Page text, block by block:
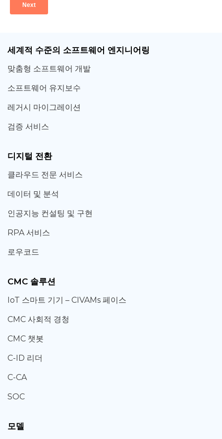
세계적 수준의 소프트웨어 엔지니어링
맞춤형 소프트웨어 개발
소프트웨어 유지보수
레거시 마이그레이션
검증 서비스
디지털 전환
클라우드 전문 서비스
데이터 및 분석
인공지능 컨설팅 및 구현
RPA 서비스
로우코드
CMC 솔루션
IoT 스마트 기기 – CIVAMs 페이스
CMC 사회적 경청
CMC 챗봇
C-ID 리더
C-CA
SOC
모델